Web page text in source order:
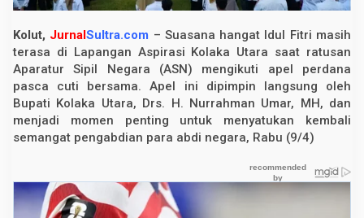
S
N
T
i
n
g
g
a
l
k
e
r
Kolut, JurnalSultra.com – Suasana hangat Idul Fitri masih
terasa di Lapangan Aspirasi Kolaka Utara saat ratusan
Aparatur Sipil Negara (ASN) mengikuti apel perdana
pasca cuti bersama. Apel ini dipimpin langsung oleh
Bupati Kolaka Utara, Drs. H. Nurrahman Umar, MH, dan
menjadi momen penting untuk menyatukan kembali
semangat pengabdian para abdi negara, Rabu (9/4)